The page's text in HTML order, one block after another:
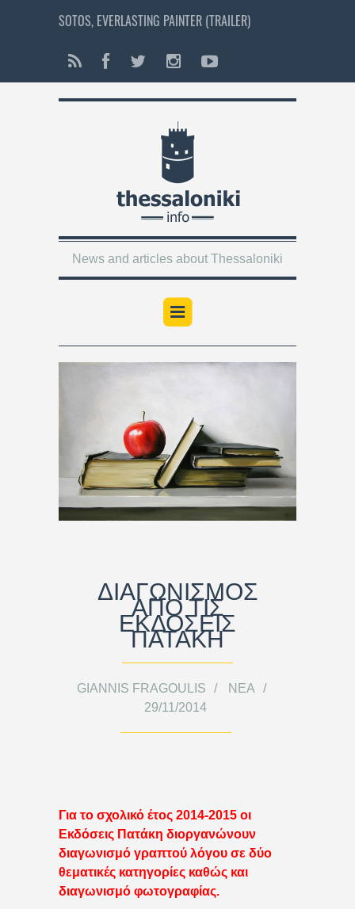
SOTOS, EVERLASTING PAINTER (TRAILER)
News and articles about Thessaloniki
ΔΙΑΓΩΝΙΣΜΟΣ
ΑΠΟ ΤΙΣ
ΕΚΔΟΣΕΙΣ
ΠΑΤΑΚΗ
GIANNIS FRAGOULIS
ΝΈΑ
29/11/2014
Για το σχολικό έτος 2014-2015 οι
Εκδόσεις Πατάκη διοργανώνουν
διαγωνισμό γραπτού λόγου σε δύο
θεματικές κατηγορίες καθώς και
διαγωνισμό φωτογραφίας.